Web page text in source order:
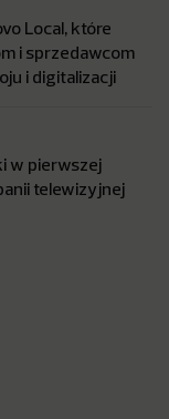
Local, które
i sprzedawcom
i digitalizacji
w pierwszej
telewizyjnej